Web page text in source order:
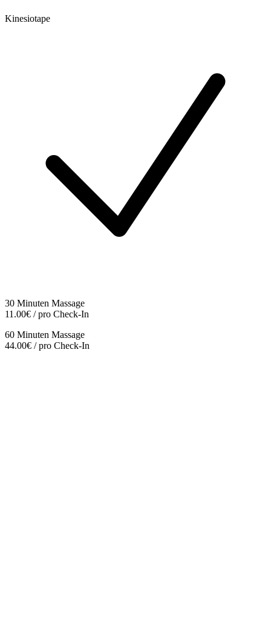
Kinesiotape
30 Minuten Massage
11.00€ / pro Check-In
60 Minuten Massage
44.00€ / pro Check-In